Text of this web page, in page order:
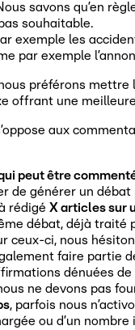
savons qu’en
souhaitable.
exemple les
par exemple
préférons mettre
offrant une
aux
peut être
de générer un
rédigé X articles sur
débat, déjà traité
ceux-ci, nous
faire partie
dénuées de
ne devons pas
, parfois nous
ou d’un